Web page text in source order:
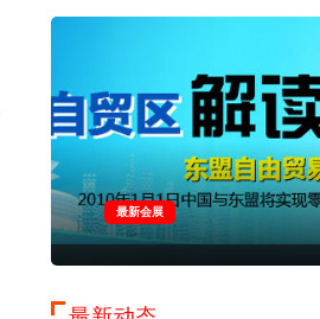
最新会展